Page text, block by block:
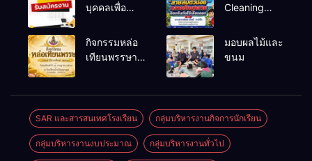
บุคคลเพื่อ
เลือกสรรเป็น
พนักงาน
Cleaning
ป้องกันโรคไข้
กิจกรรมหล่อ
เทียนพรรษา
มอบผลไม้และ
ขนม
SAR และสารสนเทศโรงเรียน กลุ่มบริหารงานกิจการนักเรียน
กลุ่มบริหารงานงบประมาณ กลุ่มบริหารงานทั่วไป